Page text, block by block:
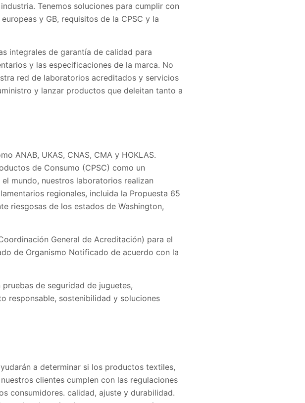
Tenemos soluciones para cumplir con
y GB, requisitos de la CPSC y la
integrales de garantía de calidad para
y las especificaciones de la marca. No
red de laboratorios acreditados y servicios
y lanzar productos que deleitan tanto a
ANAB, UKAS, CNAS, CMA y HOKLAS.
de Consumo (CPSC) como un
mundo, nuestros laboratorios realizan
regionales, incluida la Propuesta 65
riesgosas de los estados de Washington,
General de Acreditación) para el
de Organismo Notificado de acuerdo con la
de seguridad de juguetes,
responsable, sostenibilidad y soluciones
a determinar si los productos textiles,
clientes cumplen con las regulaciones
consumidores. calidad, ajuste y durabilidad.